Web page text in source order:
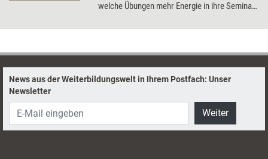
welche Übungen mehr Energie in ihre Seminar
News aus der Weiterbildungswelt in Ihrem Postfach: Unser
Newsletter
Weiter